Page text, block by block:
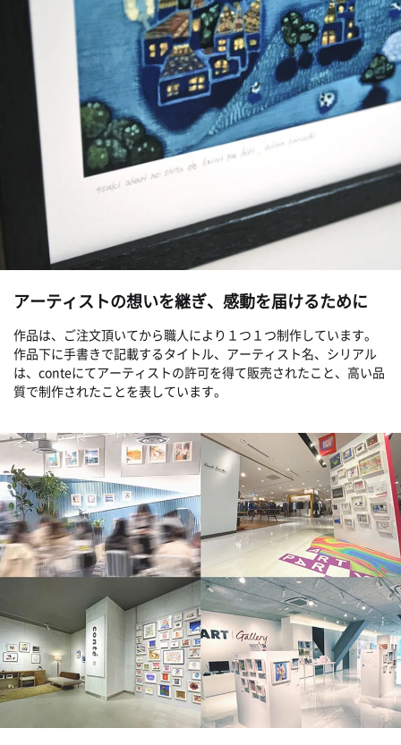
アーティストの想いを継ぎ、感動を届けるために
作品は、ご注文頂いてから職人により１つ１つ制作しています。
作品下に手書きで記載するタイトル、アーティスト名、シリアル
は、conteにてアーティストの許可を得て販売されたこと、高い品
質で制作されたことを表しています。